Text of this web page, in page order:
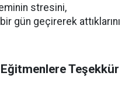
stresini,
gün geçirerek attıklarını
Teşekkür